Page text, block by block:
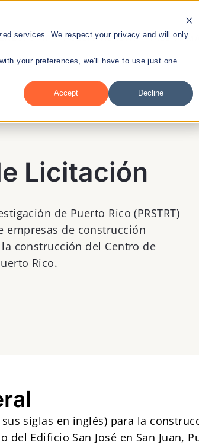
services. We respect your privacy and will only
your preferences, we'll have to use just one
Accept Decline
PUBLIC HEALTH TALENT
Licitación
de Puerto Rico (PRSTRT)
empresas de construcción
construcción del Centro de
Rico.
siglas en inglés) para la
del Edificio San José en San Juan,